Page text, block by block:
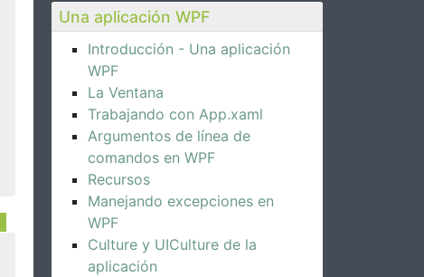
Una aplicación WPF
Introducción - Una aplicación
WPF
La Ventana
Trabajando con App.xaml
Argumentos de línea de
comandos en WPF
Recursos
Manejando excepciones en
WPF
Culture y UICulture de la
aplicación